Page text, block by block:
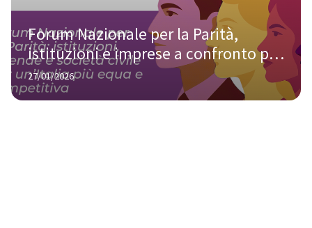
Forum Nazionale per la Parità,
istituzioni e imprese a confronto per
una crescita equa del Paese
27/01/2026